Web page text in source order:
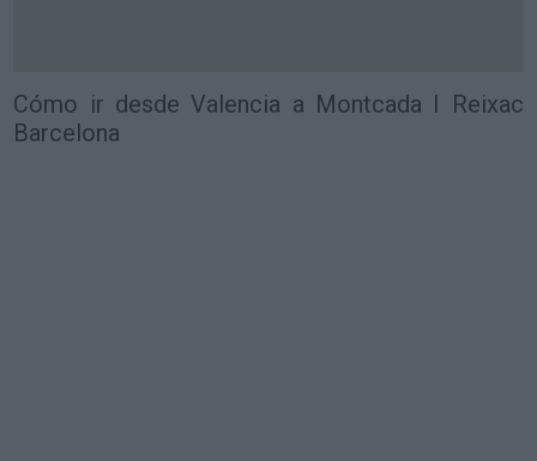
Cómo ir desde Valencia a Montcada I Reixac
Barcelona